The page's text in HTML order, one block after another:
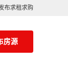
布求租求购
房源